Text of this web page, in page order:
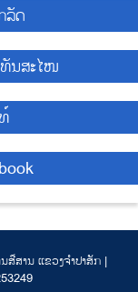
ລັດ
ນສະໄໜ
ສື່ສານ ແຂວງຈຳປາສັກ |